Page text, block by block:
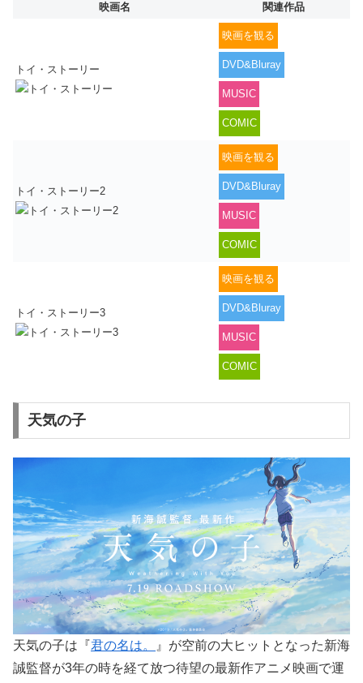
映画名 関連作品
トイ・ストーリー
映画を観る
DVD&Bluray
MUSIC
COMIC
トイ・ストーリー2
映画を観る
DVD&Bluray
MUSIC
COMIC
トイ・ストーリー3
映画を観る
DVD&Bluray
MUSIC
COMIC
天気の子
天気の子は『君の名は。
』が空前の大ヒットとなった新海
誠監督が3年の時を経て放つ待望の最新作アニメ映画で運